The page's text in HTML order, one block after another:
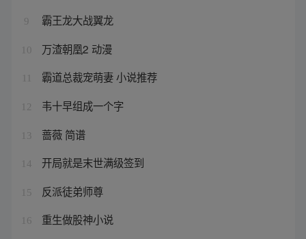
9 霸王龙大战翼龙
10 万渣朝凰2 动漫
霸道总裁宠萌妻 小说推荐
12 韦十早组成一个字
13 蔷薇 简谱
14 开局就是末世满级签到
15 反派徒弟师尊
16 重生做股神小说